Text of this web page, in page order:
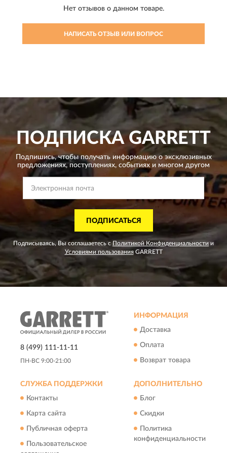
Нет отзывов о данном товаре.
НАПИСАТЬ ОТЗЫВ ИЛИ ВОПРОС
ПОДПИСКАGARRETT
Подпишись, чтобы получать информацию о эксклюзивных
предложениях,поступлениях, событиях и многом другом
ПОДПИСАТЬСЯ
Подписываясь, Вы соглашаетесь сПолитикой Конфиденциальности и
Условиями пользованияGARRETT
8 (499) 111-11-11
ПН-ВС 9:00-21:00
ИНФОРМАЦИЯ
Доставка
Оплата
Возврат товара
СЛУЖБА ПОДДЕРЖКИ
Контакты
Карта сайта
Публичная оферта
Пользовательское
ДОПОЛНИТЕЛЬНО
Блог
Скидки
Политика
конфиденциальности